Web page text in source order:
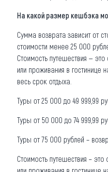
На какой размер кешбэка
Сумма возврата зависит от
стоимости менее 25 000
Стоимость путешествия —
или проживания в гостинице
весь срок отдыха.
Туры от 25 000 до 49 999,99
Туры от 50 000 до 74 999,99
Туры от 75 000 рублей –
Стоимость путешествия –